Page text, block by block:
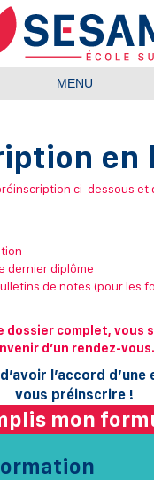
MENU
en
ci-dessous et
dernier diplôme
de notes (pour les
dossier complet, vous
d’un rendez-vous.
l’accord
vous préinscrire !
mon